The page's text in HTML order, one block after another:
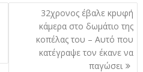
32χρονος έβαλε κpυφή
κάμερα στο δωμάτιο της
κοπέλας του – Αυτό που
κατέγραψε τον έκανε να
παγώσει